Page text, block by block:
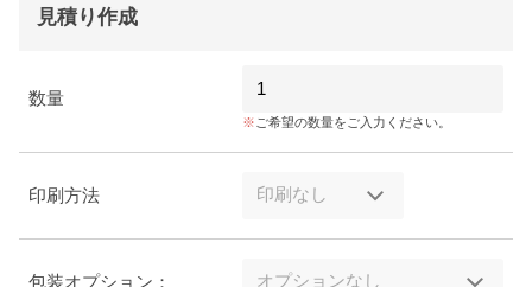
見積り作成
数量
ご希望の数量をご入力ください。
印刷方法
包装オプション：